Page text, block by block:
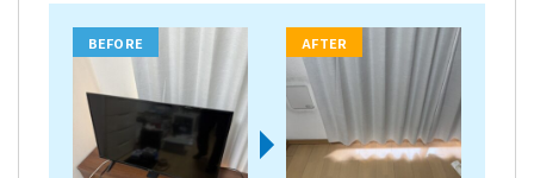
BEFORE AFTER